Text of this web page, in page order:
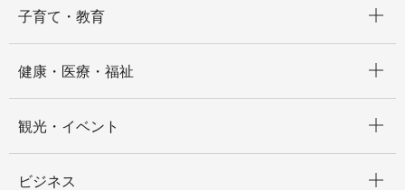
子育て・教育
健康・医療・福祉
観光・イベント
ビジネス